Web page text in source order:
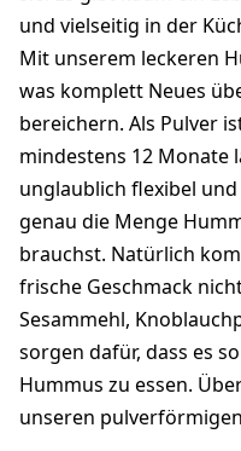
und vielseitig in der
Mit unserem leckeren
was komplett Neues
bereichern. Als Pulver
mindestens 12 Monate
unglaublich flexibel
genau die Menge
brauchst. Natürlich
frische Geschmack
Sesammehl,
sorgen dafür, dass es
Hummus zu essen.
unseren